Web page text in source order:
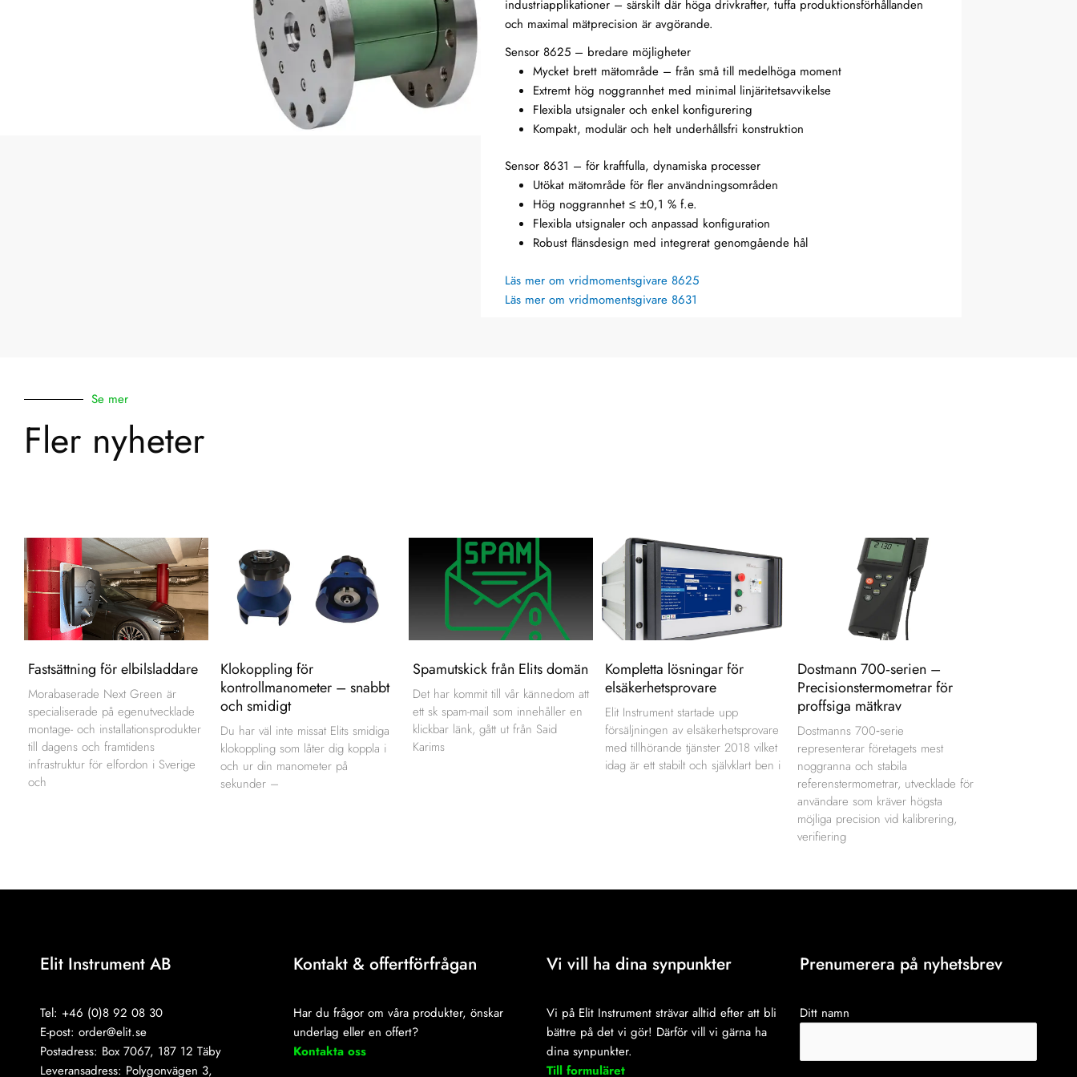
industriapplikationer – särskilt där höga drivkrafter, tuffa produktionsförhållanden
och maximal mätprecision är avgörande.
Sensor 8625 – bredare möjligheter
Mycket brett mätområde – från små till medelhöga moment
Extremt hög noggrannhet med minimal linjäritetsavvikelse
Flexibla utsignaler och enkel konfigurering
Kompakt, modulär och helt underhållsfri konstruktion
Sensor 8631 – för kraftfulla, dynamiska processer
Utökat mätområde för fler användningsområden
Hög noggrannhet ≤ ±0,1 % f.e.
Flexibla utsignaler och anpassad konfiguration
Robust flänsdesign med integrerat genomgående hål
Läs mer om vridmomentsgivare 8625
Läs mer om vridmomentsgivare 8631
Se mer
Fler nyheter
Fastsättning för elbilsladdare
Morabaserade Next Green är
specialiserade på egenutvecklade
montage- och installationsprodukter
till dagens och framtidens
infrastruktur för elfordon i Sverige
och
Klokoppling för
kontrollmanometer – snabbt
och smidigt
Du har väl inte missat Elits smidiga
klokoppling som låter dig koppla i
och ur din manometer på
sekunder –
Spamutskick från Elits domän
Det har kommit till vår kännedom att
ett sk spam-mail som innehåller en
klickbar länk, gått ut från Said
Karims
Kompletta lösningar för
elsäkerhetsprovare
Elit Instrument startade upp
försäljningen av elsäkerhetsprovare
med tillhörande tjänster 2018 vilket
idag är ett stabilt och självklart ben i
Dostmann 700‑serien –
Precisionstermometrar för
proffsiga mätkrav
Dostmanns 700‑serie
representerar företagets mest
noggranna och stabila
referenstermometrar, utvecklade för
användare som kräver högsta
möjliga precision vid kalibrering,
verifiering
Elit Instrument AB
Tel: +46 (0)8 92 08 30
E-post: order@elit.se
Postadress: Box 7067, 187 12 Täby
Leveransadress: Polygonvägen 3,
Kontakt & offertförfrågan
Har du frågor om våra produkter, önskar
underlag eller en offert?
Kontakta oss
Vi vill ha dina synpunkter
Vi på Elit Instrument strävar alltid efter att bli
bättre på det vi gör! Därför vill vi gärna ha
dina synpunkter.
Till formuläret
Prenumerera på nyhetsbrev
Ditt namn